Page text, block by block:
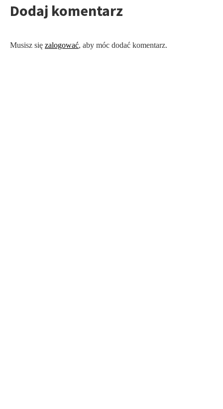
Dodaj komentarz
Musisz się zalogować, aby móc dodać komentarz.